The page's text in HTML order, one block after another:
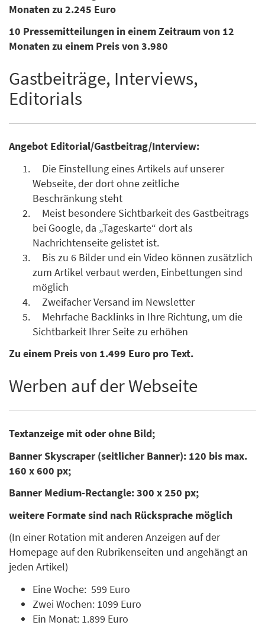
Monaten zu 2.245 Euro
10 Pressemitteilungen in einem Zeitraum von 12
Monaten zu einem Preis von 3.980
Gastbeiträge, Interviews,
Editorials
Angebot Editorial/Gastbeitrag/Interview:
Die Einstellung eines Artikels auf unserer
Webseite, der dort ohne zeitliche
Beschränkung steht
Meist besondere Sichtbarkeit des Gastbeitrags
bei Google, da „Tageskarte“ dort als
Nachrichtenseite gelistet ist.
Bis zu 6 Bilder und ein Video können zusätzlich
zum Artikel verbaut werden, Einbettungen sind
möglich
Zweifacher Versand im Newsletter
Mehrfache Backlinks in Ihre Richtung, um die
Sichtbarkeit Ihrer Seite zu erhöhen
Zu einem Preis von 1.499 Euro pro Text.
Werben auf der Webseite
Textanzeige mit oder ohne Bild;
Banner Skyscraper (seitlicher Banner): 120 bis max.
160 x 600 px;
Banner Medium-Rectangle: 300 x 250 px;
weitere Formate sind nach Rücksprache möglich
(In einer Rotation mit anderen Anzeigen auf der
Homepage auf den Rubrikenseiten und angehängt an
jeden Artikel)
Eine Woche: 599 Euro
Zwei Wochen: 1099 Euro
Ein Monat: 1.899 Euro